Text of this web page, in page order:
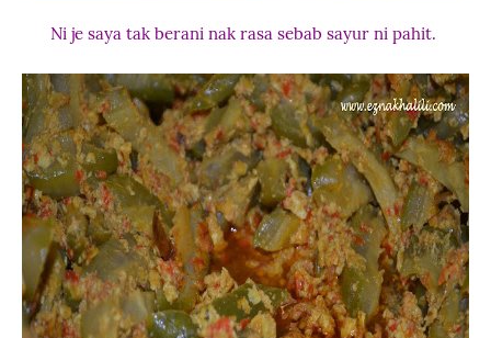
Ni je saya tak berani nak rasa sebab sayur ni pahit.